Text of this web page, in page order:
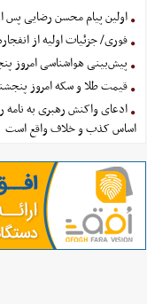
اولین پیام محسن رضایی پس
فوری/ جزئیات اولیه از
پیش‌بینی هواشناسی امروز پنجشنبه ۱۵
قیمت طلا و سکه امروز پنجشنبه 15 مرداد 1405+
ادعای واکنش رهبری به
اساس کذب و خلاف واقع است